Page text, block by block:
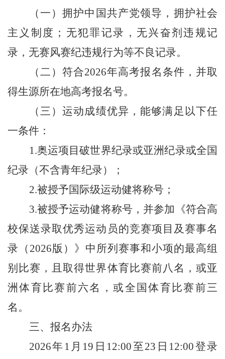
（一）拥护中国共产党领导， 拥护社会
主义制度；无犯罪记录，无兴奋剂违规记
录 ，无赛风赛纪违规行为等不良记录。
（二） 符合2026年高考报名条件，并取
得生源所在地高考报名号。
（三）运动成绩优异，能够满足以下任
一条件：
1.奥运项目破世界纪录或亚洲纪录或全国
纪录（不含青年纪录）
；
2.被授予国际级运动健将称号；
3.被授予运动健将称号，并参加《符合高
校保送录取优秀运动员的竞赛项目及赛事名
录（ 2026版）》中所列赛事和小项的最高组
别比赛，且取得世界体育比赛前八名，或亚
洲体育比赛前六名，或全国体育比赛前三
名。
三、报名办法
2026年1月 19 日12:00至23 日12:00登录